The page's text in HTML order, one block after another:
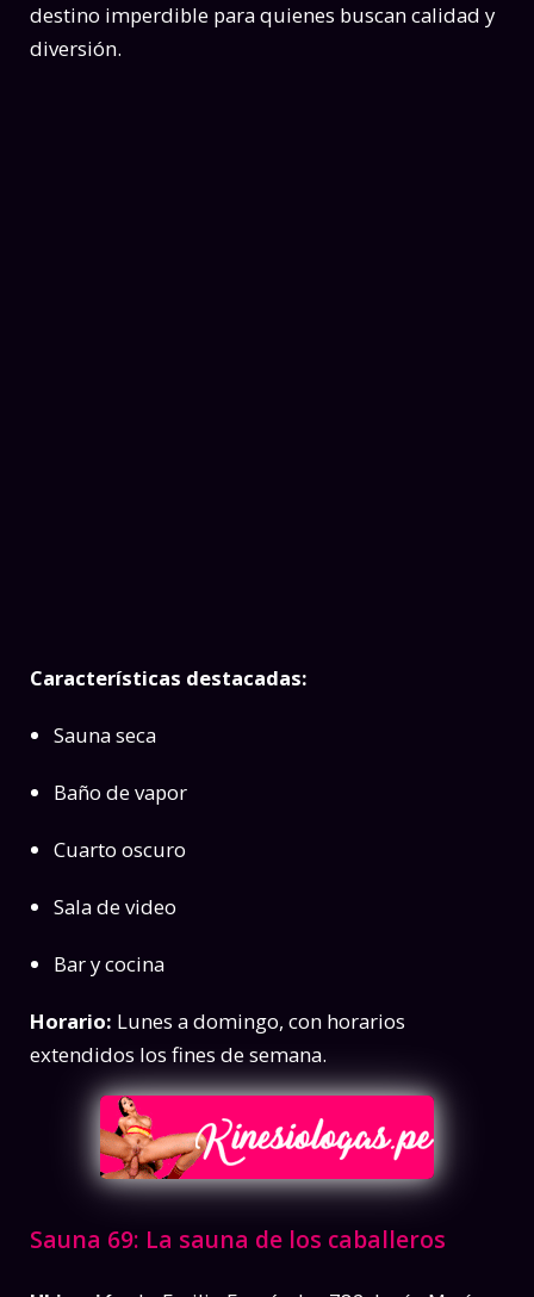
destino imperdible para quienes buscan calidad y
diversión.
Características destacadas:
Sauna seca
Baño de vapor
Cuarto oscuro
Sala de video
Bar y cocina
Horario: Lunes a domingo, con horarios
extendidos los fines de semana.
Sauna 69: La sauna de los caballeros